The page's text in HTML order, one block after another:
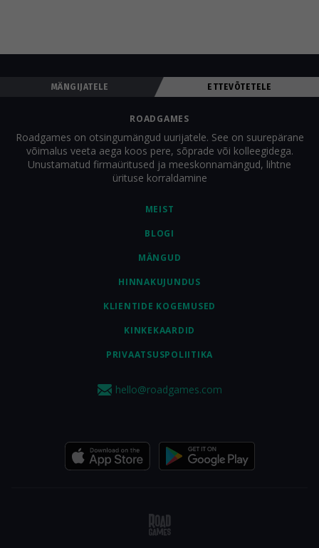
MÄNGIJATELE ETTEVÕTETELE
MEIST
BLOGI
MÄNGUD
HINNAKUJUNDUS
KLIENTIDE KOGEMUSED
KINKEKAARDID
PRIVAATSUSPOLIITIKA
ROADGAMES
Roadgames on otsingumängud uurijatele. See on suurepärane
võimalus veeta aega koos pere, sõprade või kolleegidega.
Unustamatud firmaüritused ja meeskonnamängud, lihtne
ürituse korraldamine
hello@roadgames.com